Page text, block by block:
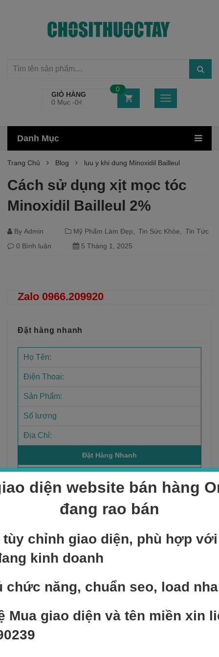
GIỎ HÀNG
0 Mục -0₫
0
Danh Mục
Trang Chủ Blog luu y khi dung Minoxidil Bailleul
Cách sử dụng xịt mọc tóc
Minoxidil Bailleul 2%
By Admin Mỹ Phẩm Làm Đẹp Tin Sức Khỏe
Tin Tức
0 Bình luận
5 Tháng 1, 2025
Zalo 0966.209920
Đặt hàng nhanh
NEW
Add to cart
Sản phẩm mẫu 1
NEW
Sản phẩm mẫu 4
400,000
diện website bán hàng
đang rao bán
tùy chỉnh giao diện, phù hợp
kinh doanh
chức năng, chuẩn seo, load
Mua giao diện và tên miền xin